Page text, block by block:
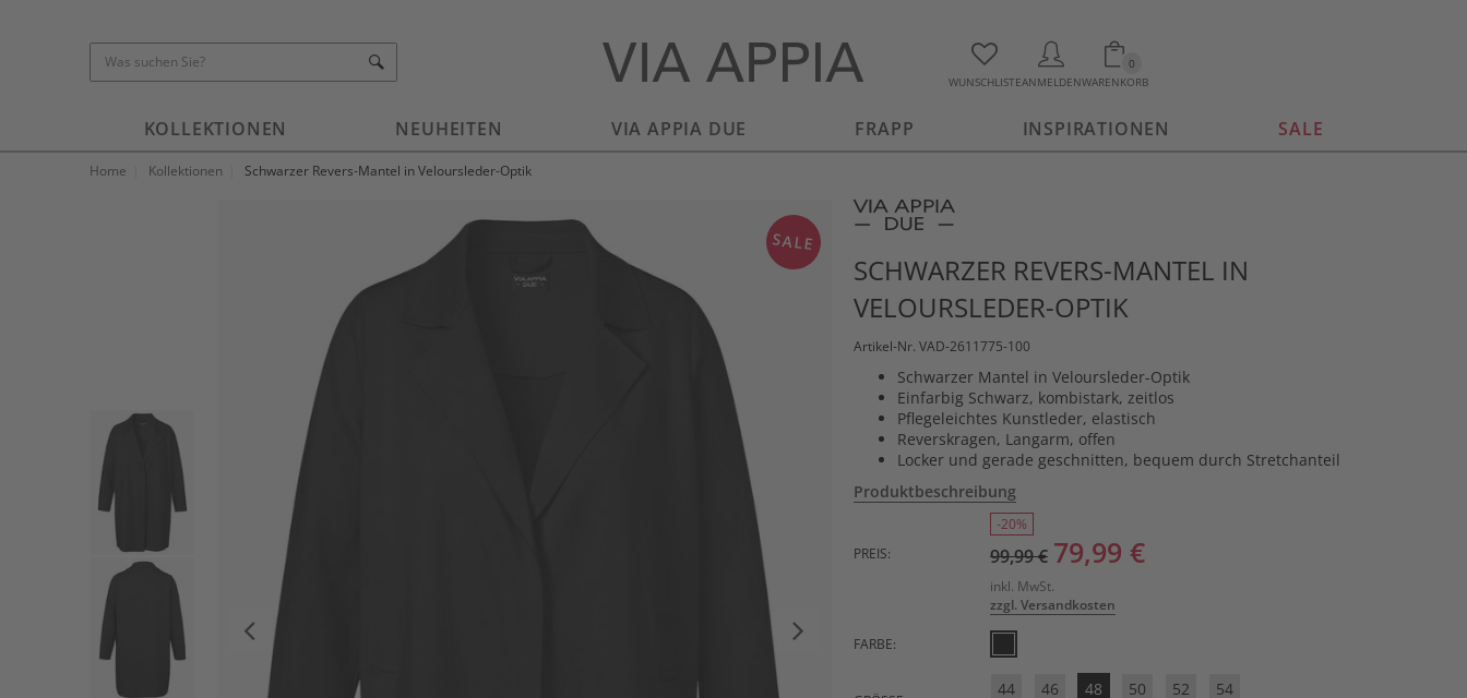
WUNSCHLISTEANMELDEN
0
WARENKORB
KOLLEKTIONEN NEUHEITEN VIA APPIA DUE FRAPP INSPIRATIONEN SALE
Home Kollektionen Schwarzer Revers-Mantel in Veloursleder-Optik
SALE
SCHWARZER REVERS-MANTEL IN
VELOURSLEDER-OPTIK
Artikel-Nr. VAD-2611775-100
Schwarzer Mantel in Veloursleder-Optik
Einfarbig Schwarz, kombistark, zeitlos
Pflegeleichtes Kunstleder, elastisch
Reverskragen, Langarm, offen
Locker und gerade geschnitten, bequem durch Stretchanteil
Produktbeschreibung
-20%
PREIS:
99,99 € 79,99 €
inkl. MwSt.
zzgl. Versandkosten
FARBE:
44 46 48 50 52
54